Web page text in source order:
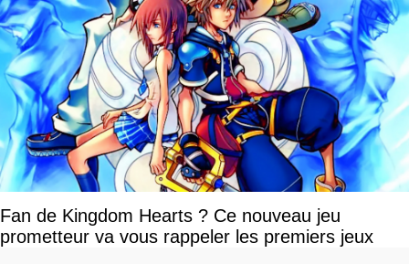
Fan de Kingdom Hearts ? Ce nouveau jeu
prometteur va vous rappeler les premiers jeux